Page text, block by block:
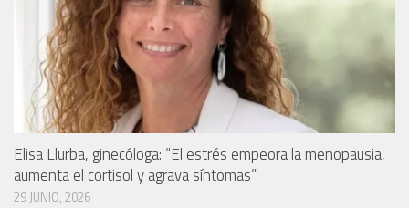
Elisa Llurba, ginecóloga: “El estrés empeora la menopausia,
aumenta el cortisol y agrava síntomas”
29 JUNIO, 2026